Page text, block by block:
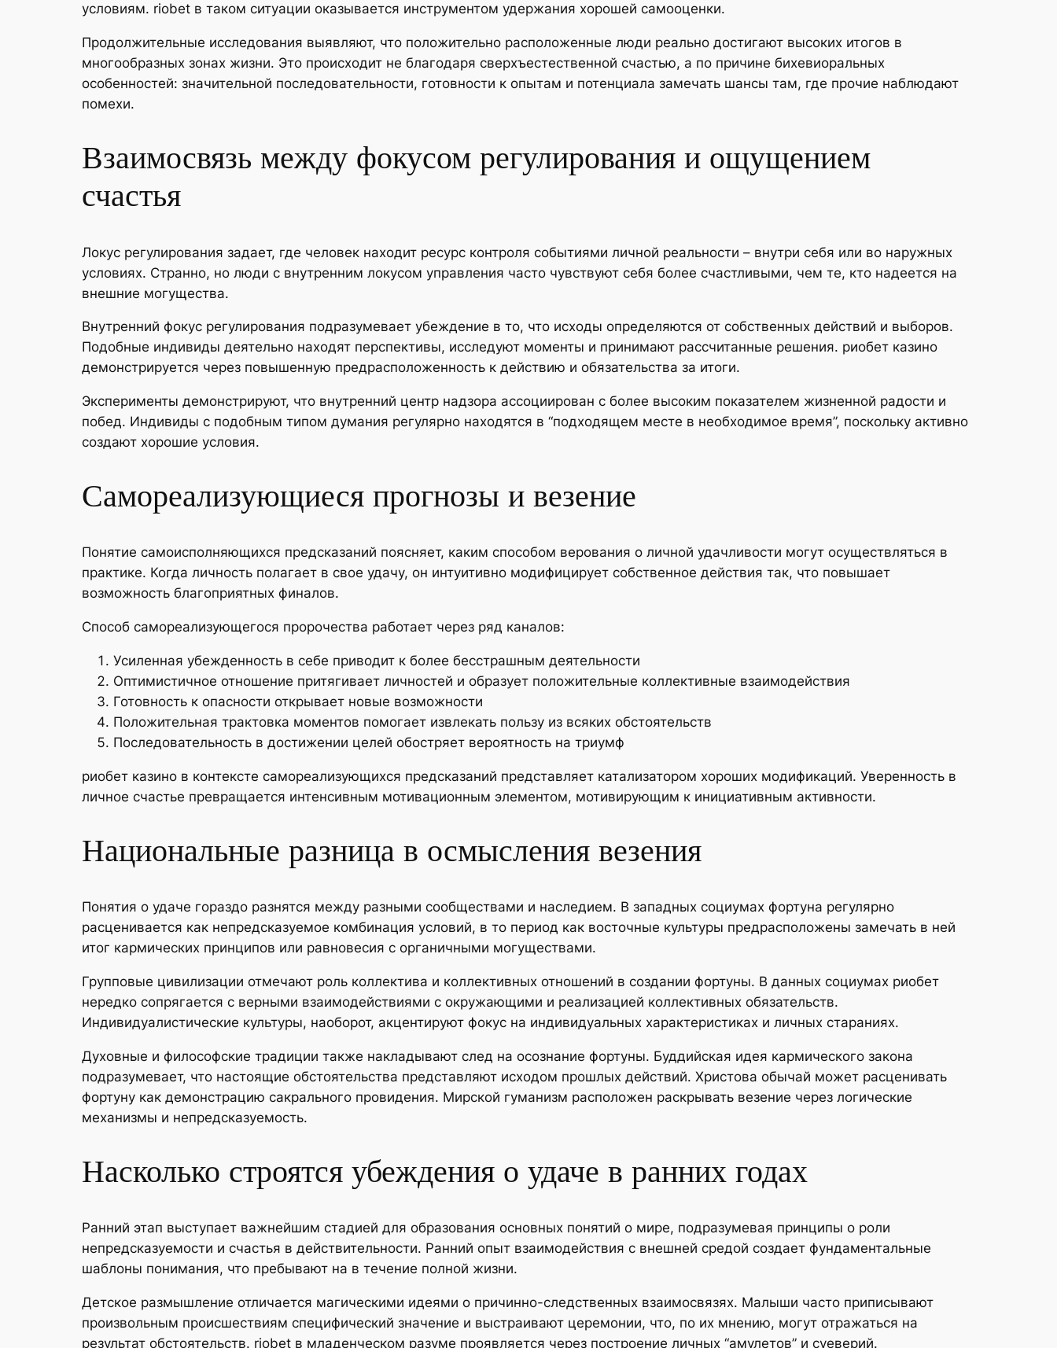
условиям. riobet в таком ситуации оказывается инструментом удержания хорошей самооценки.
Продолжительные исследования выявляют, что положительно расположенные люди реально достигают высоких итогов в
многообразных зонах жизни. Это происходит не благодаря сверхъестественной счастью, а по причине бихевиоральных
особенностей: значительной последовательности, готовности к опытам и потенциала замечать шансы там, где прочие наблюдают
помехи.
Взаимосвязь между фокусом регулирования и ощущением
счастья
Локус регулирования задает, где человек находит ресурс контроля событиями личной реальности – внутри себя или во наружных
условиях. Странно, но люди с внутренним локусом управления часто чувствуют себя более счастливыми, чем те, кто надеется на
внешние могущества.
Внутренний фокус регулирования подразумевает убеждение в то, что исходы определяются от собственных действий и выборов.
Подобные индивиды деятельно находят перспективы, исследуют моменты и принимают рассчитанные решения. риобет казино
демонстрируется через повышенную предрасположенность к действию и обязательства за итоги.
Эксперименты демонстрируют, что внутренний центр надзора ассоциирован с более высоким показателем жизненной радости и
побед. Индивиды с подобным типом думания регулярно находятся в “подходящем месте в необходимое время”, поскольку активно
создают хорошие условия.
Самореализующиеся прогнозы и везение
Понятие самоисполняющихся предсказаний поясняет, каким способом верования о личной удачливости могут осуществляться в
практике. Когда личность полагает в свое удачу, он интуитивно модифицирует собственное действия так, что повышает
возможность благоприятных финалов.
Способ самореализующегося пророчества работает через ряд каналов:
Усиленная убежденность в себе приводит к более бесстрашным деятельности
Оптимистичное отношение притягивает личностей и образует положительные коллективные взаимодействия
Готовность к опасности открывает новые возможности
Положительная трактовка моментов помогает извлекать пользу из всяких обстоятельств
Последовательность в достижении целей обостряет вероятность на триумф
риобет казино в контексте самореализующихся предсказаний представляет катализатором хороших модификаций. Уверенность в
личное счастье превращается интенсивным мотивационным элементом, мотивирующим к инициативным активности.
Национальные разница в осмысления везения
Понятия о удаче гораздо разнятся между разными сообществами и наследием. В западных социумах фортуна регулярно
расценивается как непредсказуемое комбинация условий, в то период как восточные культуры предрасположены замечать в ней
итог кармических принципов или равновесия с органичными могуществами.
Групповые цивилизации отмечают роль коллектива и коллективных отношений в создании фортуны. В данных социумах риобет
нередко сопрягается с верными взаимодействиями с окружающими и реализацией коллективных обязательств.
Индивидуалистические культуры, наоборот, акцентируют фокус на индивидуальных характеристиках и личных стараниях.
Духовные и философские традиции также накладывают след на осознание фортуны. Буддийская идея кармического закона
подразумевает, что настоящие обстоятельства представляют исходом прошлых действий. Христова обычай может расценивать
фортуну как демонстрацию сакрального провидения. Мирской гуманизм расположен раскрывать везение через логические
механизмы и непредсказуемость.
Насколько строятся убеждения о удаче в ранних годах
Ранний этап выступает важнейшим стадией для образования основных понятий о мире, подразумевая принципы о роли
непредсказуемости и счастья в действительности. Ранний опыт взаимодействия с внешней средой создает фундаментальные
шаблоны понимания, что пребывают на в течение полной жизни.
Детское размышление отличается магическими идеями о причинно-следственных взаимосвязях. Малыши часто приписывают
произвольным происшествиям специфический значение и выстраивают церемонии, что, по их мнению, могут отражаться на
результат обстоятельств. riobet в младенческом разуме проявляется через построение личных “амулетов” и суеверий.